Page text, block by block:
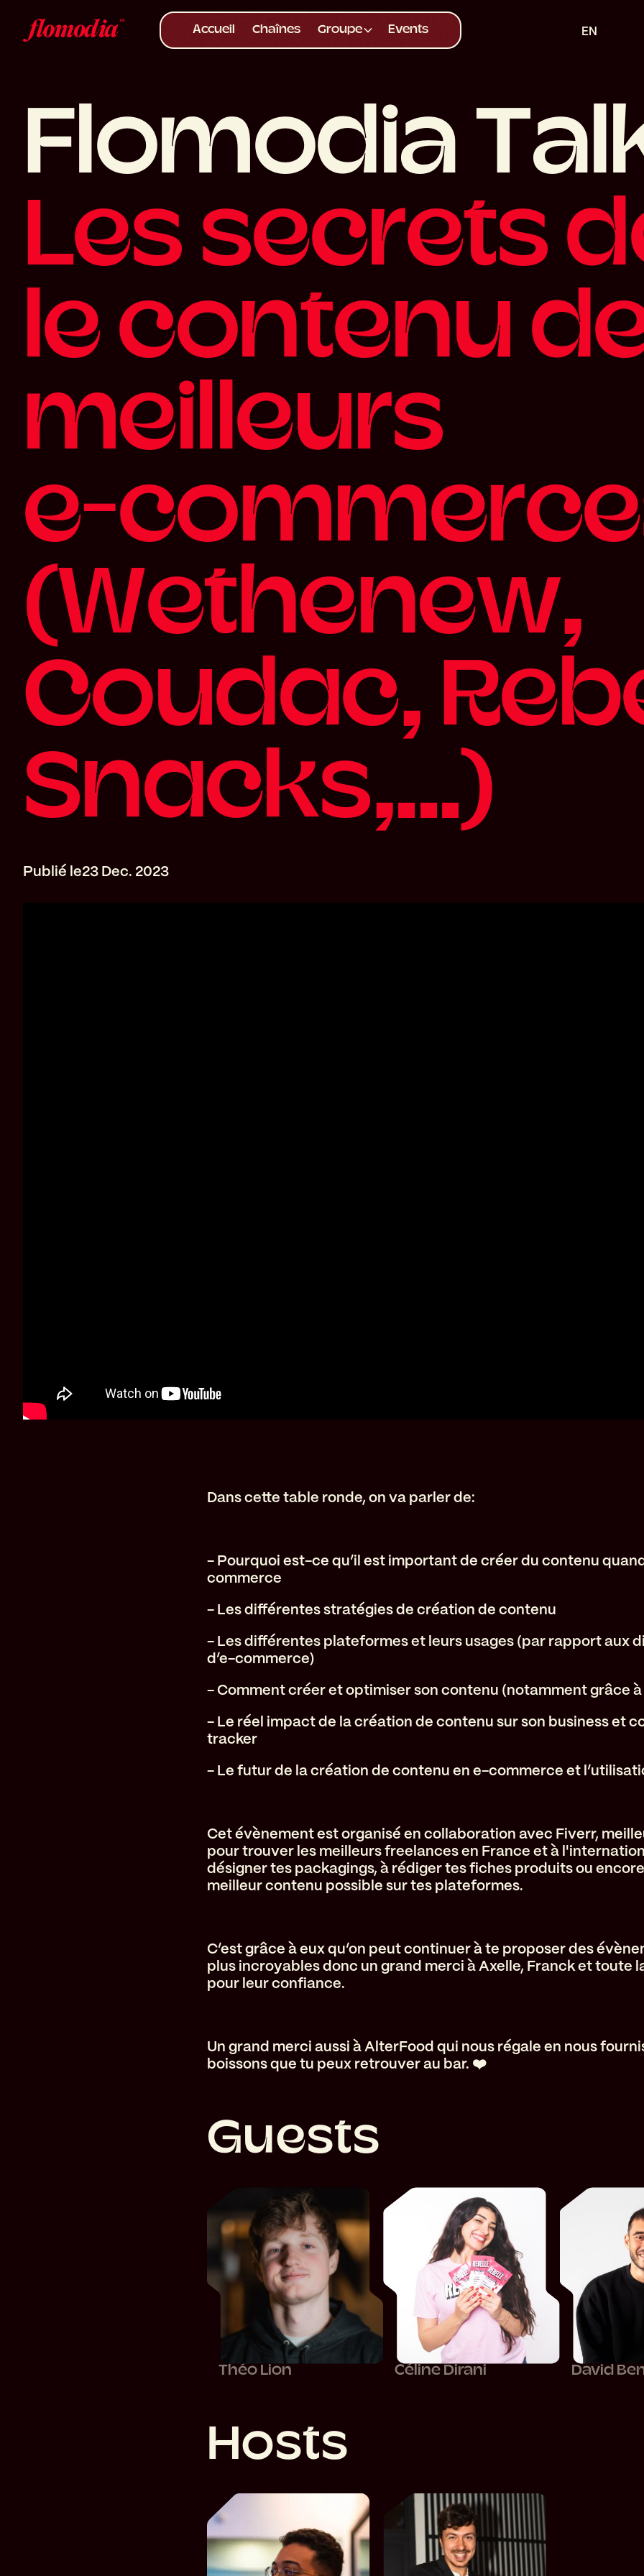
Accueil Chaînes Groupe Events EN
Flomodia Tal
Les secrets d
le contenu d
meilleurs
e-commerce
(Wethenew,
Coudac, Reb
Snacks,...)
Publié le23Dec. 2023
Dans cette table ronde, on va parler de:
- Pourquoi est-ce qu’il est important de créer du contenu
commerce
- Les différentes stratégies de création de contenu
- Les différentes plateformes et leurs usages (par rapport aux
d’e-commerce)
- Comment créer et optimiser son contenu (notamment grâce à
- Le réel impact de la création de contenu sur son business et
tracker
- Le futur de la création de contenu en e-commerce et
Cet évènement est organisé en collaboration avec Fiverr,
pour trouver les meilleurs freelances en France et à
désigner tes packagings, à rédiger tes fiches produits ou
meilleur contenu possible sur tes plateformes.
C’est grâce à eux qu’on peut continuer à te proposer des
plus incroyables donc un grand merci à Axelle, Franck et toute
pour leur confiance.
Un grand merci aussi à AlterFood qui nous régale en nous
boissons que tu peux retrouver au bar. ❤️
Guests
Théo Lion Céline Dirani David
Hosts